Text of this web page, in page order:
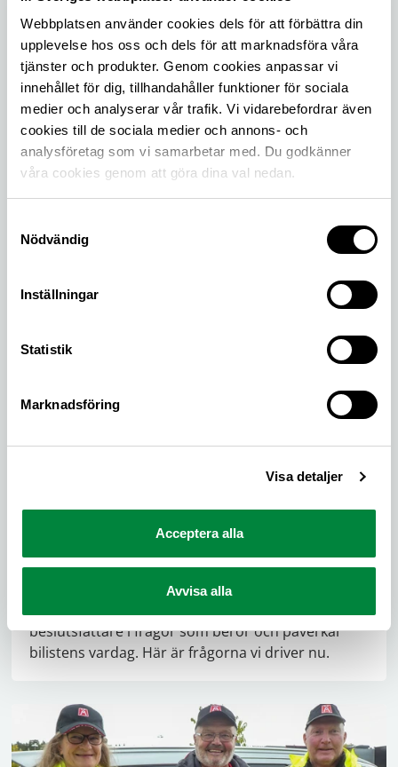
Webbplatsen använder cookies dels för att förbättra din
upplevelse hos oss och dels för att marknadsföra våra
tjänster och produkter. Genom cookies anpassar vi
innehållet för dig, tillhandahåller funktioner för sociala
medier och analyserar vår trafik. Vi vidarebefordrar även
cookies till de sociala medier och annons- och
analysföretag som vi samarbetar med. Du godkänner
våra cookies genom att göra dina val nedan.
Nödvändig
Inställningar
Statistik
Marknadsföring
Visa detaljer
Acceptera alla
Avvisa alla
samhälle. Läs om vårt arbete.
Läs det senaste om frågor som rör trafik- och
beslutsfattare i frågor som berör och påverkar
bilistens vardag. Här är frågorna vi driver nu.